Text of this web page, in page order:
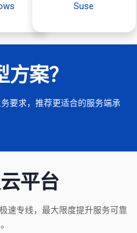
Suse
案？
要求，推荐更适合的服务端承
平台
速专线，最大限度提升服务可靠